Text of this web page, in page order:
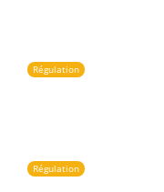
Régulation
Régulation